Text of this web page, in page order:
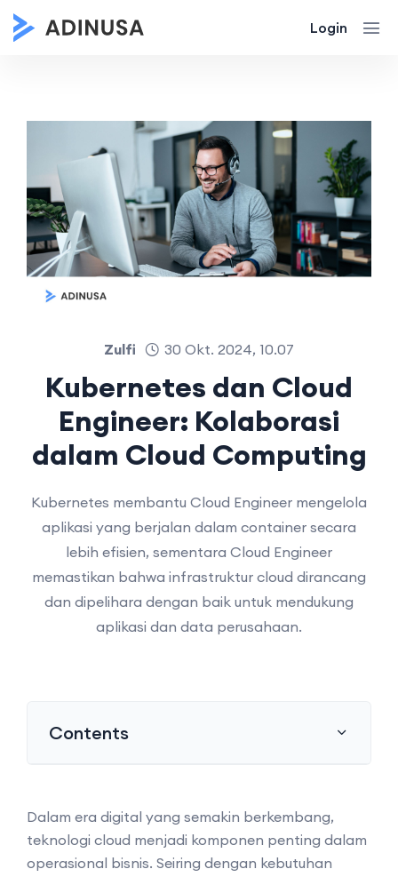
Login
Zulfi 30 Okt. 2024, 10.07
Kubernetes dan Cloud
Engineer: Kolaborasi
dalam Cloud Computing
Kubernetes membantu Cloud Engineer mengelola
aplikasi yang berjalan dalam container secara
lebih efisien, sementara Cloud Engineer
memastikan bahwa infrastruktur cloud dirancang
dan dipelihara dengan baik untuk mendukung
aplikasi dan data perusahaan.
Contents
Dalam era digital yang semakin berkembang,
teknologi cloud menjadi komponen penting dalam
operasional bisnis. Seiring dengan kebutuhan